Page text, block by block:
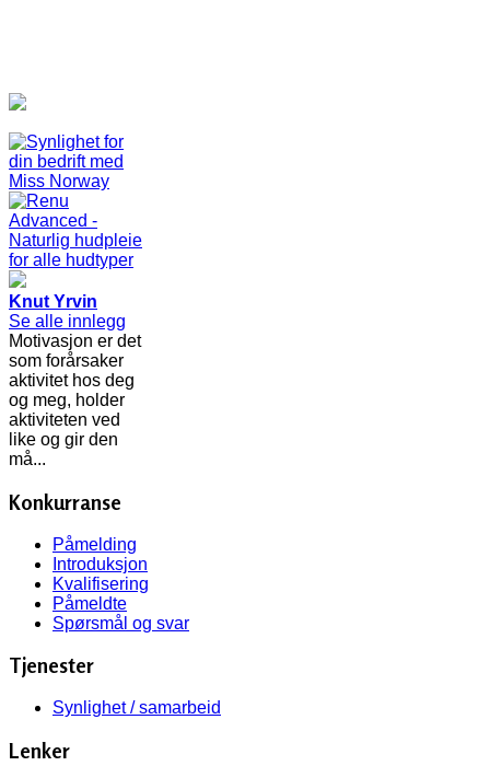
Knut Yrvin
Se alle innlegg
Motivasjon er det
som forårsaker
aktivitet hos deg
og meg, holder
aktiviteten ved
like og gir den
må...
Konkurranse
Påmelding
Introduksjon
Kvalifisering
Påmeldte
Spørsmål og svar
Tjenester
Synlighet / samarbeid
Lenker